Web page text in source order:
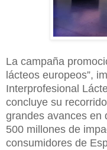
La campaña
lácteos europeos”,
Interprofesional
concluye su
grandes avances en
500 millones de
consumidores de